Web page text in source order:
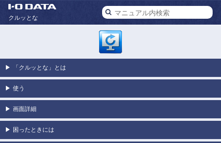
クルッとな
▶ 「クルッとな」とは
▶ 使う
▶ 画面詳細
▶ 困ったときには